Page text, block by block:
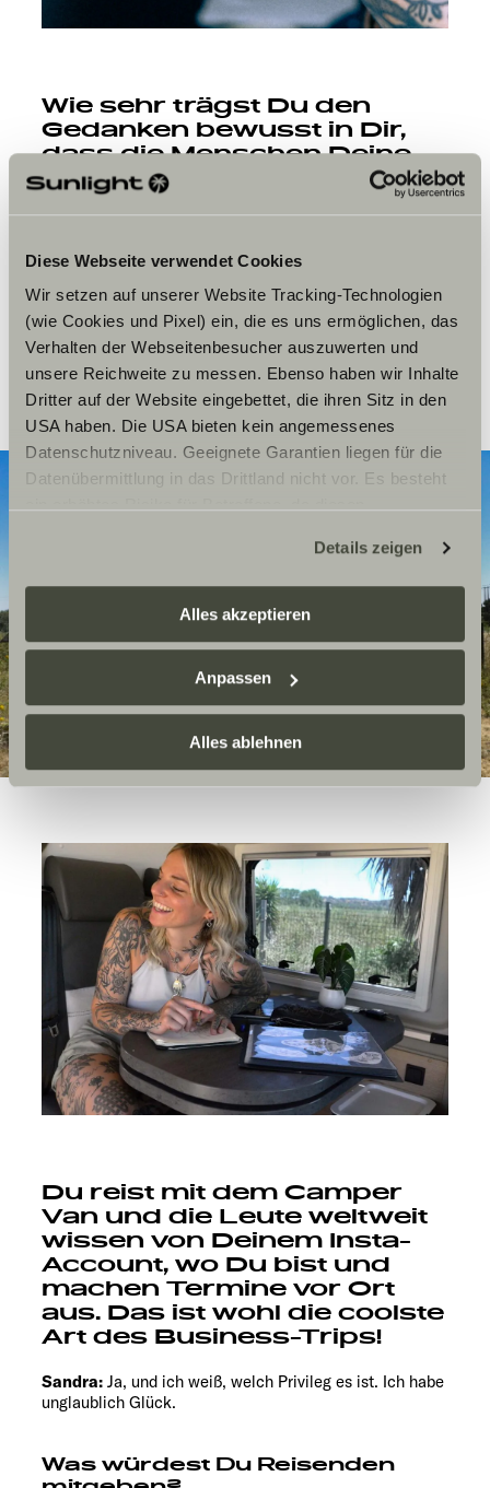
Diese Webseite verwendet Cookies
Wir setzen auf unserer Website Tracking-Technologien
(wie Cookies und Pixel) ein, die es uns ermöglichen, das
Verhalten der Webseitenbesucher auszuwerten und
unsere Reichweite zu messen. Ebenso haben wir Inhalte
Dritter auf der Website eingebettet, die ihren Sitz in den
USA haben. Die USA bieten kein angemessenes
Datenschutzniveau. Geeignete Garantien liegen für die
Datenübermittlung in das Drittland nicht vor. Es besteht
zustehen. Eingesetzte Dienstleister können Daten für
eigene Zwecke verarbeiten und mit anderen Daten
zusammenführen. Weitere Informationen finden Sie hier:
Datenschutzerklärung
einzelne Cookies/Dienste in den Einstellungen aus,
erteilen Sie uns Ihre Einwilligung zur Verarbeitung Ihrer
Daten zu den genannten Zwecken. Die Einwilligung ist
freiwillig, für den Besuch der Website nicht erforderlich
notwendigen Cookies auf der Webseite gesetzt, die für
den störungsfreien Betrieb der Webseite und die
Ermöglichung der Seitennavigation erforderlich sind.
Details zeigen
Alles akzeptieren
Anpassen
Alles ablehnen
Wie sehr trägst Du den
Gedanken bewusst in Dir,
dass die Menschen Deine
Kunst für immer auf ihrer
Haut tragen und in die Welt
Sandra:Zu wissen, dass ein Tattoo von mir für immer
am anderen Ende der Welt fortlebt und wir parallel
existieren, so megaweit voneinander entfernt, das ist
wunderschön. Ich habe in Neuseeland tätowiert, auf
meinem Trip durch Frankreich, Spanien, Portugal. Das
ist eine riesige Ehre.
Du reist mit dem Camper
Van und die Leute weltweit
wissen von Deinem Insta-
Account, wo Du bist und
machen Termine vor Ort
aus. Das ist wohl die coolste
Art des Business-Trips!
Sandra: Ja, und ich weiß, welch Privileg es ist. Ich habe
unglaublich Glück.
Was würdest Du Reisenden